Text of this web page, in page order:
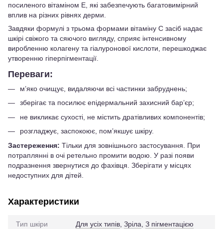
посиленого вітаміном Е, які забезпечують багатовимірний
вплив на різних рівнях дерми.
Завдяки формулі з трьома формами вітаміну С засіб надає
шкірі свіжого та сяючого вигляду, сприяє інтенсивному
виробленню колагену та гіалуронової кислоти, перешкоджає
утворенню гіперпігментації.
Переваги:
м’яко очищує, видаляючи всі частинки забруднень;
зберігає та посилює епідермальний захисний бар’єр;
не викликає сухості, не містить дратівливих компонентів;
розгладжує, заспокоює, пом’якшує шкіру.
Застереження: Тільки для зовнішнього застосування. При
потраплянні в очі ретельно промити водою. У разі появи
подразнення звернутися до фахівця. Зберігати у місцях
недоступних для дітей.
Характеристики
Тип шкіри Для усіх типів Зріла З пігментацією